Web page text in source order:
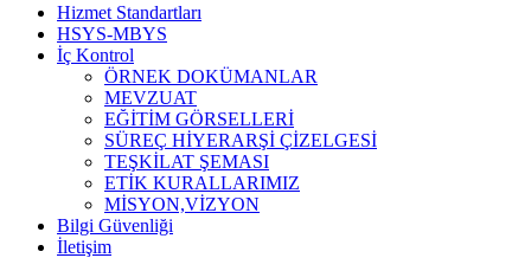
Hizmet Standartları
HSYS-MBYS
İç Kontrol
ÖRNEK DOKÜMANLAR
MEVZUAT
EĞİTİM GÖRSELLERİ
SÜREÇ HİYERARŞİ ÇİZELGESİ
TEŞKİLAT ŞEMASI
ETİK KURALLARIMIZ
MİSYON,VİZYON
Bilgi Güvenliği
İletişim